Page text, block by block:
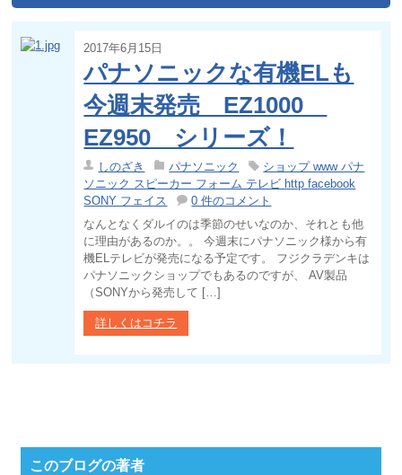
2017年6月15日
パナソニックな有機ELも
今週末発売 EZ1000
EZ950 シリーズ！
しのざき パナソニック
ショップ www パナ
ソニック スピーカー フォーム テレビ http facebook
SONY フェイス
0 件のコメント
なんとなくダルイのは季節のせいなのか、それとも他
に理由があるのか。。 今週末にパナソニック様から有
機ELテレビが発売になる予定です。 フジクラデンキは
パナソニックショップでもあるのですが、 AV製品
（SONYから発売して […]
詳しくはコチラ
このブログの著者